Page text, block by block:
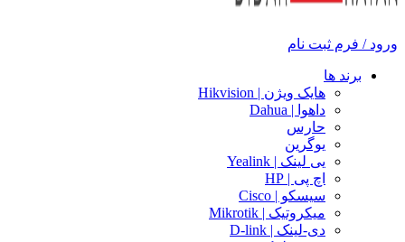
ورود / فرم ثبت نام
برند ها
هایک ویژن | Hikvision
داهوا | Dahua
حارس
یوگرین
یی لینک | Yealink
اچ پی | HP
سیسکو | Cisco
میکروتیک | Mikrotik
دی-لینک | D-link